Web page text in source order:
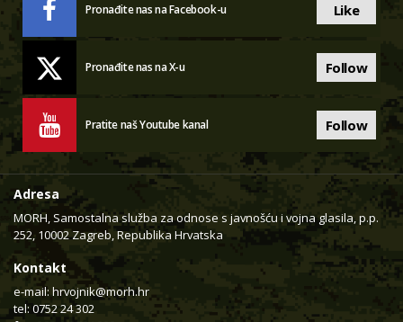
Pronađite nas na Facebook-u Like
Pronađite nas na X-u Follow
Pratite naš Youtube kanal Follow
Adresa
MORH, Samostalna služba za odnose s javnošću i vojna glasila, p.p.
252, 10002 Zagreb, Republika Hrvatska
Kontakt
e-mail: hrvojnik@morh.hr
tel: 0752 24 302